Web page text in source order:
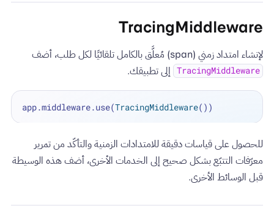
TracingMiddleware
لإنشاء امتداد زمني (span) مُعلَّق بالكامل تلقائيًا لكل طلب، أضف
TracingMiddleware إلى تطبيقك.
app.middleware.use(TracingMiddleware
للحصول على قياسات دقيقة للامتدادات الزمنية والتأكّد من تمرير
معرّفات التتبّع بشكل صحيح إلى الخدمات الأخرى، أضف هذه الوسيطة
قبل الوسائط الأخرى.